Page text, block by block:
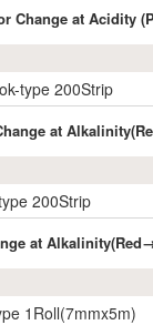
Change at
type 200Strip
at
200Strip
at
1Roll(7mmx5m)